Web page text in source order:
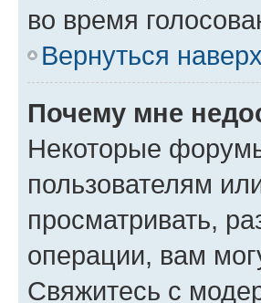
во время
Вернуться наверх
Почему мне
Некоторые
пользователям
просматривать,
операции, вам
Свяжитесь с